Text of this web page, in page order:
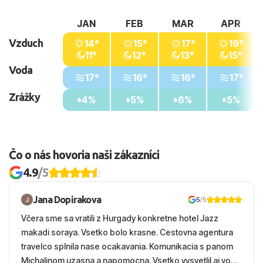
Vzduch
Voda
Zrážky
JAN
14°
11°
17°
4%
FEB
15°
12°
16°
5%
MAR
17°
13°
16°
6%
APR
19°
15°
17°
5%
Čo o nás hovoria naši zákazníci
4.9/5
Jana Dopirakova 5/5
Včera sme sa vratili z Hurgady konkretne hotel Jazz
makadi soraya. Vsetko bolo krasne. Cestovna agentura
travelco splnila nase ocakavania. Komunikacia s panom
Michalinom uzasna a napomocna. Vsetko vysvetlil aj vo